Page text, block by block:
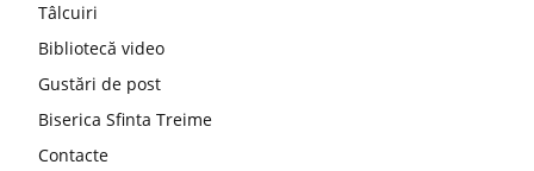
Tâlcuiri
Bibliotecă video
Gustări de post
Biserica Sfinta Treime
Contacte